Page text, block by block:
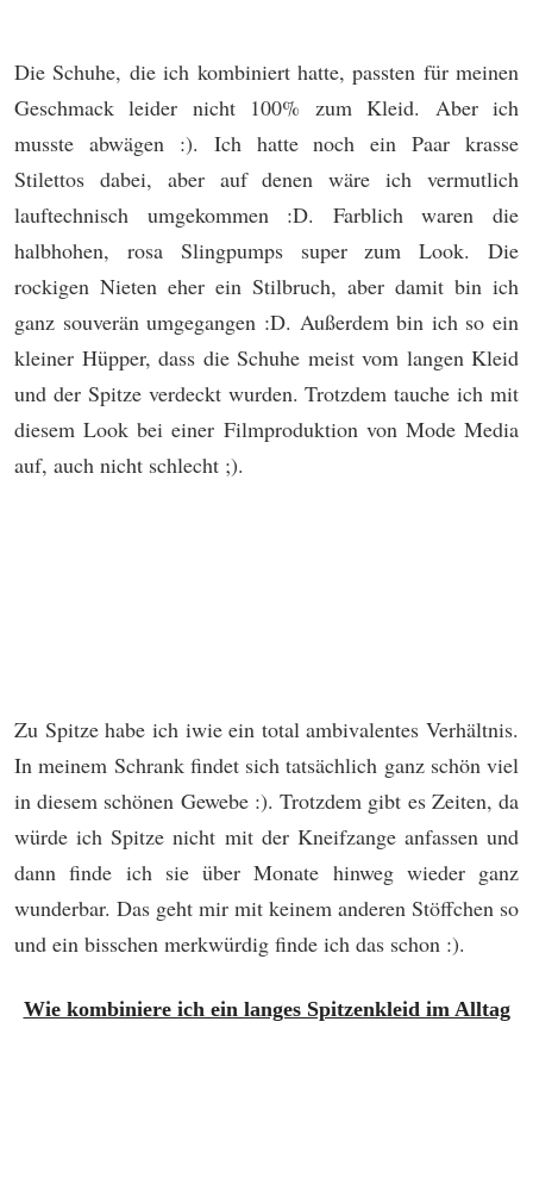
Die Schuhe, die ich kombiniert hatte, passten für meinen
Geschmack leider nicht 100% zum Kleid. Aber ich
musste abwägen :). Ich hatte noch ein Paar krasse
Stilettos dabei, aber auf denen wäre ich vermutlich
lauftechnisch umgekommen :D. Farblich waren die
halbhohen, rosa Slingpumps super zum Look. Die
rockigen Nieten eher ein Stilbruch, aber damit bin ich
ganz souverän umgegangen :D. Außerdem bin ich so ein
kleiner Hüpper, dass die Schuhe meist vom langen Kleid
und der Spitze verdeckt wurden. Trotzdem tauche ich mit
diesem Look bei einer Filmproduktion von Mode Media
auf, auch nicht schlecht ;).
Zu Spitze habe ich iwie ein total ambivalentes Verhältnis.
In meinem Schrank findet sich tatsächlich ganz schön viel
in diesem schönen Gewebe :). Trotzdem gibt es Zeiten, da
würde ich Spitze nicht mit der Kneifzange anfassen und
dann finde ich sie über Monate hinweg wieder ganz
wunderbar. Das geht mir mit keinem anderen Stöffchen so
und ein bisschen merkwürdig finde ich das schon :).
Wie kombiniere ich ein langes Spitzenkleid im Alltag